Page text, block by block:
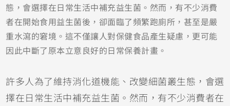
態，會選擇在日常生活中補充益生菌。然而，有不少消費
者在開始食用益生菌後，卻面臨了頻繁跑廁所，甚至是嚴
重水瀉的窘境。這不僅讓人對保健食品產生疑慮，更可能
因此中斷了原本立意良好的日常保養計畫。
許多人為了維持消化道機能、改變細菌叢生態，會選
擇在日常生活中補充益生菌。然而，有不少消費者在